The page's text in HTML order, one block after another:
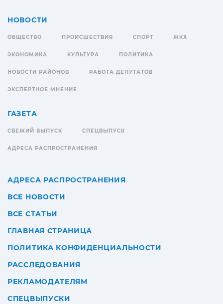
НОВОСТИ
ОБЩЕСТВО ПРОИСШЕСТВИЯ СПОРТ ЖКХ
ЭКОНОМИКА КУЛЬТУРА ПОЛИТИКА
НОВОСТИ РАЙОНОВ РАБОТА ДЕПУТАТОВ
ЭКСПЕРТНОЕ МНЕНИЕ
ГАЗЕТА
СВЕЖИЙ ВЫПУСК СПЕЦВЫПУСК
АДРЕСА РАСПРОСТРАНЕНИЯ
АДРЕСА РАСПРОСТРАНЕНИЯ
ВСЕ НОВОСТИ
ВСЕ СТАТЬИ
ГЛАВНАЯ СТРАНИЦА
ПОЛИТИКА КОНФИДЕНЦИАЛЬНОСТИ
РАССЛЕДОВАНИЯ
РЕКЛАМОДАТЕЛЯМ
СПЕЦВЫПУСКИ